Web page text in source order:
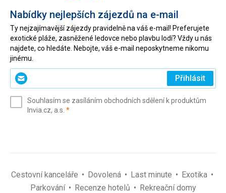
Nabídky nejlepších zájezdů na e-mail
Ty nejzajímavější zájezdy pravidelně na váš e-mail! Preferujete
exotické pláže, zasněžené ledovce nebo plavbu lodí? Vždy u nás
najdete, co hledáte. Nebojte, váš e-mail neposkytneme nikomu
jinému.
Zadejte
svůj
(povinné)
Přihlásit
Souhlasím se zasíláním obchodních sdělení k produktům
Invia.cz, a.s. *(povinné)
Cestovní kanceláře Dovolená Last minute
Exotika
Parkování
Recenze hotelů Rekreační domy